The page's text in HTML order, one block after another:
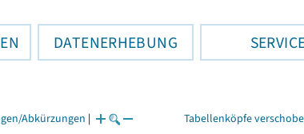
DATENERHEBUNG
Abkürzungen | Tabellenköpfe